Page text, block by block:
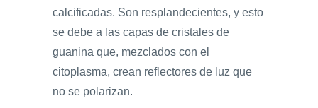
calcificadas. Son resplandecientes, y esto
se debe a las capas de cristales de
guanina que, mezclados con el
citoplasma, crean reflectores de luz que
no se polarizan.